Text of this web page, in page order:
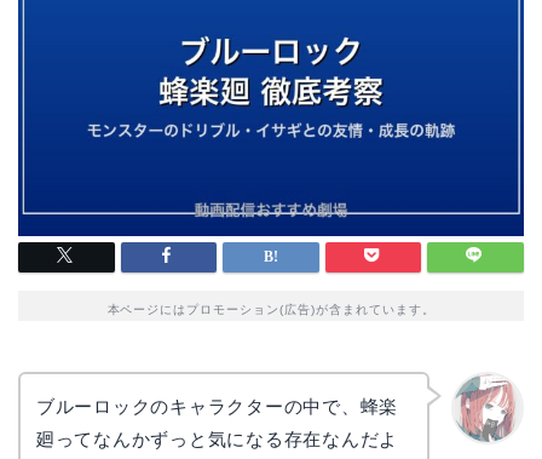
本ページにはプロモーション(広告)が含まれています。
ブルーロックのキャラクターの中で、蜂楽
廻ってなんかずっと気になる存在なんだよ